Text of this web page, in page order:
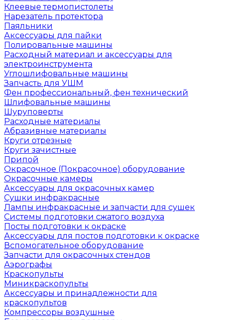
Клеевые термопистолеты
Нарезатель протектора
Паяльники
Аксессуары для пайки
Полировальные машины
Расходный материал и аксессуары для
электроинструмента
Углошлифовальные машины
Запчасть для УШМ
Фен профессиональный, фен технический
Шлифовальные машины
Шуруповерты
Расходные материалы
Абразивные материалы
Круги отрезные
Круги зачистные
Припой
Окрасочное (Покрасочное) оборудование
Окрасочные камеры
Аксессуары для окрасочных камер
Сушки инфракрасные
Лампы инфракрасные и запчасти для сушек
Системы подготовки сжатого воздуха
Посты подготовки к окраске
Аксессуары для постов подготовки к окраске
Вспомогательное оборудование
Запчасти для окрасочных стендов
Аэрографы
Краскопульты
Миникраскопульты
Аксессуары и принадлежности для
краскопультов
Компрессоры воздушные